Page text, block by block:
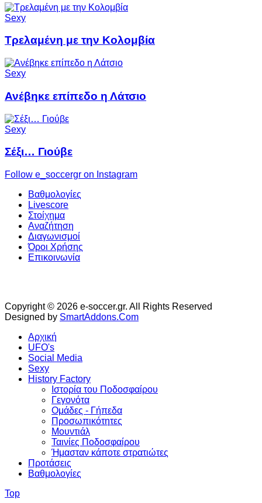
Sexy
Τρελαμένη με την Κολομβία
Sexy
Ανέβηκε επίπεδο η Λάτσιο
Sexy
Σέξι… Γιούβε
Follow e_soccergr on Instagram
Βαθμολογίες
Livescore
Στοίχημα
Αναζήτηση
Διαγωνισμοί
Όροι Χρήσης
Επικοινωνία
Copyright © 2026 e-soccer.gr. All Rights Reserved
Designed by SmartAddons.Com
Αρχική
UFO's
Social Media
Sexy
History Factory
Ιστορία του Ποδοσφαίρου
Γεγονότα
Ομάδες - Γήπεδα
Προσωπικότητες
Μουντιάλ
Ταινίες Ποδοσφαίρου
Ήμασταν κάποτε στρατιώτες
Προτάσεις
Βαθμολογίες
Top